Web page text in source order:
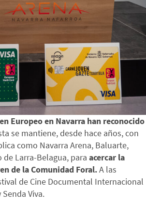
Europeo en Navarra han reconocido
se mantiene, desde hace años, con
como Navarra Arena, Baluarte,
Larra-Belagua, para acercar la
de la Comunidad Foral.A las
de Cine Documental Internacional
Viva.